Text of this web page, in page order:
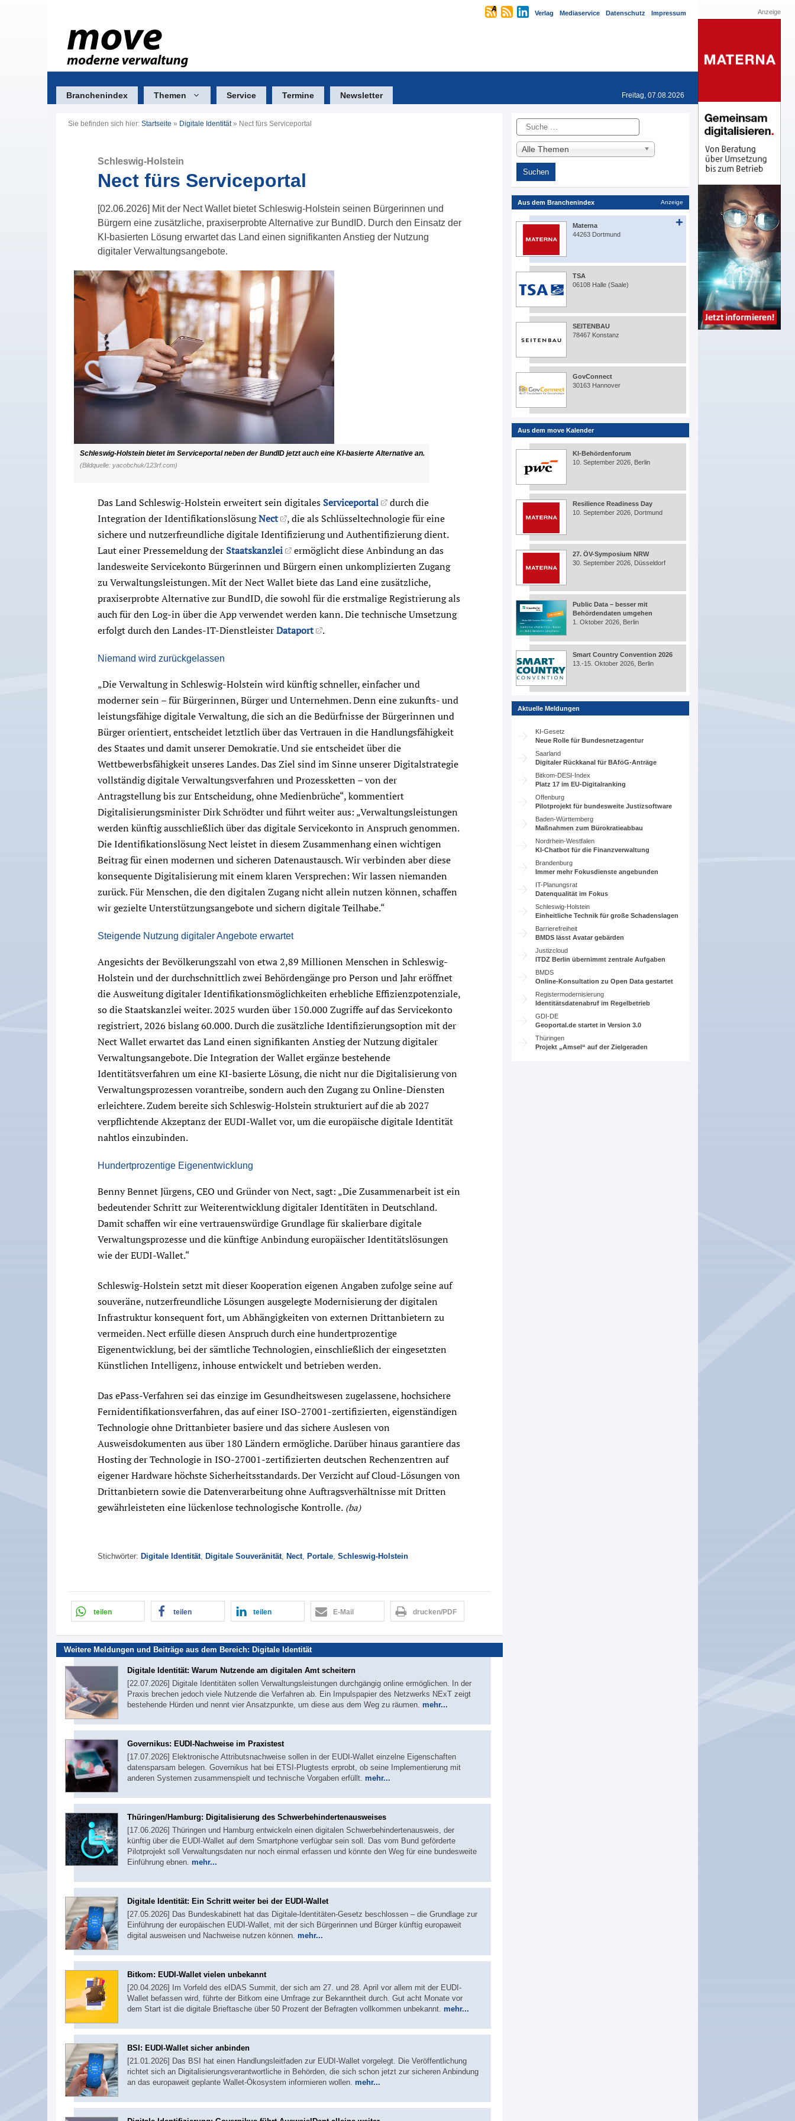
Verlag Mediaservice Datenschutz Impressum
Branchenindex Themen Service Termine Newsletter Freitag, 07.08.2026
Sie befinden sich hier: Startseite » Digitale Identität» Nect fürs Serviceportal
Schleswig-Holstein
Nect fürs Serviceportal
[02.06.2026] Mit der Nect Wallet bietet Schleswig-Holstein seinen Bürgerinnen und
Bürgern eine zusätzliche, praxiserprobte Alternative zur BundID. Durch den Einsatz der
KI-basierten Lösung erwartet das Land einen signifikanten Anstieg der Nutzung
digitaler Verwaltungsangebote.
Schleswig-Holstein bietet im Serviceportal neben der BundID jetzt auch eine KI-basierte Alternative an.
(Bildquelle: yacobchuk/123rf.com)
Das Land Schleswig-Holstein erweitert sein digitales Serviceportal
durch die
Integration der IdentifikationslösungNect
, die als Schlüsseltechnologie für eine
sichere und nutzerfreundliche digitale Identifizierung und Authentifizierung dient.
Laut einer Pressemeldung der Staatskanzlei
ermöglicht diese Anbindung an das
landesweite Servicekonto Bürgerinnen und Bürgern einen unkomplizierten Zugang
zu Verwaltungsleistungen. Mit der Nect Wallet biete das Land eine zusätzliche,
praxiserprobte Alternative zur BundID, die sowohl für die erstmalige Registrierung als
auch für den Log-in über die App verwendet werden kann. Die technische Umsetzung
erfolgt durch den Landes-IT-DienstleisterDataport .
Niemand wird zurückgelassen
„Die Verwaltung in Schleswig-Holstein wird künftig schneller, einfacher und
moderner sein – für Bürgerinnen, Bürger und Unternehmen. Denn eine zukunfts- und
leistungsfähige digitale Verwaltung, die sich an die Bedürfnisse der Bürgerinnen und
Bürger orientiert, entscheidet letztlich über das Vertrauen in die Handlungsfähigkeit
des Staates und damit unserer Demokratie. Und sie entscheidet über die
Wettbewerbsfähigkeit unseres Landes. Das Ziel sind im Sinne unserer Digitalstrategie
vollständig digitale Verwaltungsverfahren und Prozessketten – von der
Antragstellung bis zur Entscheidung, ohne Medienbrüche“, kommentiert
Digitalisierungsminister Dirk Schrödter und führt weiter aus: „Verwaltungsleistungen
werden künftig ausschließlich über das digitale Servicekonto in Anspruch genommen.
Die Identifikationslösung Nect leistet in diesem Zusammenhang einen wichtigen
Beitrag für einen modernen und sicheren Datenaustausch. Wir verbinden aber diese
konsequente Digitalisierung mit einem klaren Versprechen: Wir lassen niemanden
zurück. Für Menschen, die den digitalen Zugang nicht allein nutzen können, schaffen
wir gezielte Unterstützungsangebote und sichern digitale Teilhabe.“
Steigende Nutzung digitaler Angebote erwartet
Angesichts der Bevölkerungszahl von etwa 2,89 Millionen Menschen in Schleswig-
Holstein und der durchschnittlich zwei Behördengänge pro Person und Jahr eröffnet
die Ausweitung digitaler Identifikationsmöglichkeiten erhebliche Effizienzpotenziale,
so die Staatskanzlei weiter. 2025 wurden über 150.000 Zugriffe auf das Servicekonto
registriert, 2026 bislang 60.000. Durch die zusätzliche Identifizierungsoption mit der
Nect Wallet erwartet das Land einen signifikanten Anstieg der Nutzung digitaler
Verwaltungsangebote. Die Integration der Wallet ergänze bestehende
Identitätsverfahren um eine KI-basierte Lösung, die nicht nur die Digitalisierung von
Verwaltungsprozessen vorantreibe, sondern auch den Zugang zu Online-Diensten
erleichtere. Zudem bereite sich Schleswig-Holstein strukturiert auf die ab 2027
verpflichtende Akzeptanz der EUDI-Wallet vor, um die europäische digitale Identität
nahtlos einzubinden.
Hundertprozentige Eigenentwicklung
Benny Bennet Jürgens, CEO und Gründer von Nect, sagt: „Die Zusammenarbeit ist ein
bedeutender Schritt zur Weiterentwicklung digitaler Identitäten in Deutschland.
Damit schaffen wir eine vertrauenswürdige Grundlage für skalierbare digitale
Verwaltungsprozesse und die künftige Anbindung europäischer Identitätslösungen
wie der EUDI-Wallet.“
Schleswig-Holstein setzt mit dieser Kooperation eigenen Angaben zufolge seine auf
souveräne, nutzerfreundliche Lösungen ausgelegte Modernisierung der digitalen
Infrastruktur konsequent fort, um Abhängigkeiten von externen Drittanbietern zu
vermeiden. Nect erfülle diesen Anspruch durch eine hundertprozentige
Eigenentwicklung, bei der sämtliche Technologien, einschließlich der eingesetzten
Künstlichen Intelligenz, inhouse entwickelt und betrieben werden.
Das ePass-Verfahren sei das einzige im Gesundheitswesen zugelassene, hochsichere
Fernidentifikationsverfahren, das auf einer ISO-27001-zertifizierten, eigenständigen
Technologie ohne Drittanbieter basiere und das sichere Auslesen von
Ausweisdokumenten aus über 180 Ländern ermögliche. Darüber hinaus garantiere das
Hosting der Technologie in ISO-27001-zertifizierten deutschen Rechenzentren auf
eigener Hardware höchste Sicherheitsstandards. Der Verzicht auf Cloud-Lösungen von
Drittanbietern sowie die Datenverarbeitung ohne Auftragsverhältnisse mit Dritten
gewährleisteten eine lückenlose technologische Kontrolle. (ba)
Stichwörter: Digitale Identität Digitale Souveränität Nect Portale Schleswig-Holstein
teilen teilen teilen E-Mail drucken/PDF
Weitere Meldungen und Beiträge aus dem Bereich: Digitale Identität
Digitale Identität: Warum Nutzende am digitalen Amt scheitern
[22.07.2026] Digitale Identitäten sollen Verwaltungsleistungen durchgängig online ermöglichen. In der
Praxis brechen jedoch viele Nutzende die Verfahren ab. Ein Impulspapier des Netzwerks NExT zeigt
bestehende Hürden und nennt vier Ansatzpunkte, um diese aus dem Weg zu räumen. mehr...
Governikus: EUDI-Nachweise im Praxistest
[17.07.2026] Elektronische Attributsnachweise sollen in der EUDI-Wallet einzelne Eigenschaften
datensparsam belegen. Governikus hat bei ETSI-Plugtests erprobt, ob seine Implementierung mit
anderen Systemen zusammenspielt und technische Vorgaben erfüllt. mehr...
Thüringen/Hamburg: Digitalisierung des Schwerbehindertenausweises
[17.06.2026] Thüringen und Hamburg entwickeln einen digitalen Schwerbehindertenausweis, der
künftig über die EUDI-Wallet auf dem Smartphone verfügbar sein soll. Das vom Bund geförderte
Pilotprojekt soll Verwaltungsdaten nur noch einmal erfassen und könnte den Weg für eine bundesweite
Einführung ebnen. mehr...
Digitale Identität: Ein Schritt weiter bei der EUDI-Wallet
[27.05.2026] Das Bundeskabinett hat das Digitale-Identitäten-Gesetz beschlossen – die Grundlage zur
Einführung der europäischen EUDI-Wallet, mit der sich Bürgerinnen und Bürger künftig europaweit
digital ausweisen und Nachweise nutzen können. mehr...
Bitkom: EUDI-Wallet vielen unbekannt
[20.04.2026] Im Vorfeld des eIDAS Summit, der sich am 27. und 28. April vor allem mit der EUDI-
Wallet befassen wird, führte der Bitkom eine Umfrage zur Bekanntheit durch. Gut acht Monate vor
dem Start ist die digitale Brieftasche über 50 Prozent der Befragten vollkommen unbekannt. mehr...
BSI: EUDI-Wallet sicher anbinden
[21.01.2026] Das BSI hat einen Handlungsleitfaden zur EUDI-Wallet vorgelegt. Die Veröffentlichung
richtet sich an Digitalisierungsverantwortliche in Behörden, die sich schon jetzt zur sicheren Anbindung
an das europaweit geplante Wallet-Ökosystem informieren wollen. mehr...
Suche
Alle Themen
Aus dem Branchenindex Anzeige
Materna
44263 Dortmund
TSA
06108 Halle (Saale)
SEITENBAU
78467 Konstanz
GovConnect
30163 Hannover
Aus dem move Kalender
KI-Behördenforum
10. September 2026, Berlin
Resilience Readiness Day
10. September 2026, Dortmund
27. ÖV-Symposium NRW
30. September 2026, Düsseldorf
Public Data – besser mit
Behördendaten umgehen
1. Oktober 2026, Berlin
Smart Country Convention 2026
13.-15. Oktober 2026, Berlin
Aktuelle Meldungen
KI-Gesetz
Neue Rolle für Bundesnetzagentur
Saarland
Digitaler Rückkanal für BAföG-Anträge
Bitkom-DESI-Index
Platz 17 im EU-Digitalranking
Offenburg
Pilotprojekt für bundesweite Justizsoftware
Baden-Württemberg
Maßnahmen zum Bürokratieabbau
Nordrhein-Westfalen
KI-Chatbot für die Finanzverwaltung
Brandenburg
Immer mehr Fokusdienste angebunden
IT-Planungsrat
Datenqualität im Fokus
Schleswig-Holstein
Einheitliche Technik für große Schadenslagen
Barrierefreiheit
BMDS lässt Avatar gebärden
Justizcloud
ITDZ Berlin übernimmt zentrale Aufgaben
BMDS
Online-Konsultation zu Open Data gestartet
Registermodernisierung
Identitätsdatenabruf im Regelbetrieb
GDI-DE
Geoportal.de startet in Version 3.0
Thüringen
Projekt „Amsel“ auf der Zielgeraden
Anzeige